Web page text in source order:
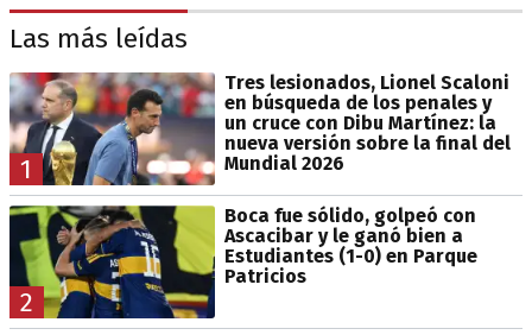
Las más leídas
1
Tres lesionados, Lionel Scaloni
en búsqueda de los penales y
un cruce con Dibu Martínez: la
nueva versión sobre la final del
Mundial 2026
2
Boca fue sólido, golpeó con
Ascacibar y le ganó bien a
Estudiantes (1-0) en Parque
Patricios